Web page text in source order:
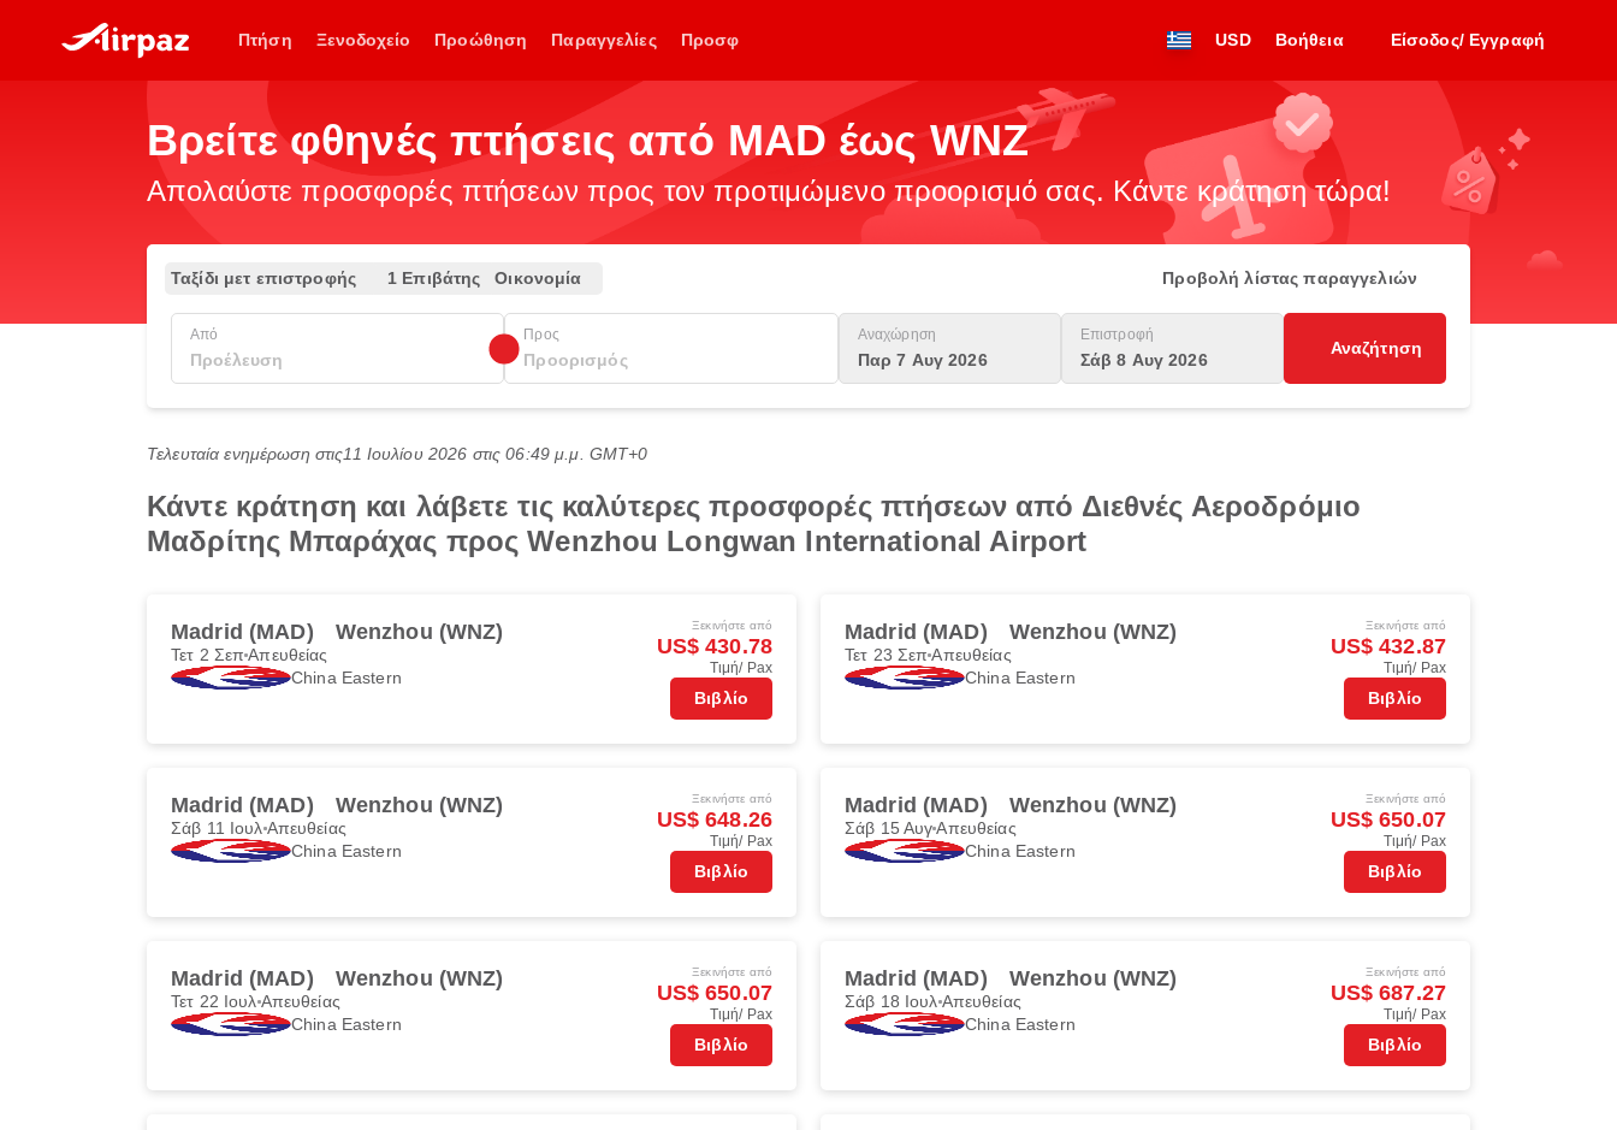
Πτήση Ξενοδοχείο Προώθηση Παραγγελίες Προσφ USD Βοήθεια Είσοδος/ Εγγραφή
Βρείτε φθηνές πτήσεις από MAD έως WNZ
Απολαύστε προσφορές πτήσεων προς τον προτιμώμενο προορισμό σας. Κάντε κράτηση τώρα!
Ταξίδι μετ επιστροφής 1 Επιβάτης Οικονομία Προβολή λίστας παραγγελιών
Από Προς Αναχώρηση
Παρ 7 Αυγ 2026
Επιστροφή
Σάβ 8 Αυγ 2026
Αναζήτηση
Τελευταία ενημέρωση στις11 Ιουλίου 2026 στις 06:49 μ.μ. GMT+0
Κάντε κράτηση και λάβετε τις καλύτερες προσφορές πτήσεων από Διεθνές Αεροδρόμιο
Μαδρίτης Μπαράχας προς Wenzhou Longwan International Airport
Madrid (MAD) Wenzhou (WNZ)
Τετ 2 ΣεπΑπευθείας
China Eastern
Ξεκινήστε από
US$ 430.78
Τιμή/ Pax
Βιβλίο
Madrid (MAD) Wenzhou (WNZ)
Τετ 23 ΣεπΑπευθείας
China Eastern
Ξεκινήστε από
US$ 432.87
Τιμή/ Pax
Βιβλίο
Madrid (MAD) Wenzhou (WNZ)
Σάβ 11 Ιουλ Απευθείας
China Eastern
Ξεκινήστε από
US$ 648.26
Τιμή/ Pax
Βιβλίο
Madrid (MAD) Wenzhou (WNZ)
Σάβ 15 ΑυγΑπευθείας
China Eastern
Ξεκινήστε από
US$ 650.07
Τιμή/ Pax
Βιβλίο
Madrid (MAD) Wenzhou (WNZ)
Τετ 22 Ιουλ Απευθείας
China Eastern
Ξεκινήστε από
US$ 650.07
Τιμή/ Pax
Βιβλίο
Madrid (MAD) Wenzhou (WNZ)
Σάβ 18 Ιουλ Απευθείας
China Eastern
Ξεκινήστε από
US$ 687.27
Τιμή/ Pax
Βιβλίο